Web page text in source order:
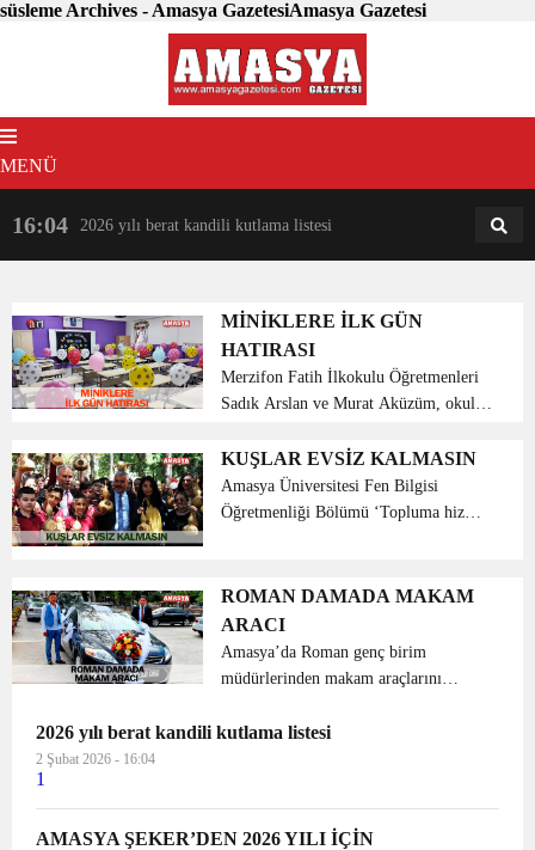
süsleme Archives - Amasya GazetesiAmasya Gazetesi
MENÜ
16:04 2026 yılı berat kandili kutlama listesi 18:31
MİNİKLERE İLK GÜN
HATIRASI
Merzifon Fatih İlkokulu Öğretmenleri
Sadık Arslan ve Murat Aküzüm, okula
öğrencileri için sınıfları balonlarla,
oyuncaklı kalemlerle, birbirinden
eğlenceli materyallerle...
KUŞLAR EVSİZ KALMASIN
Amasya Üniversitesi Fen Bilgisi
Öğretmenliği Bölümü ‘Topluma hizmet
kuş evleri haline getirdiler. Daha
sonra...
ROMAN DAMADA MAKAM
ARACI
Amasya’da Roman genç birim
müdürlerinden makam araçlarını
Amasya Belediye Başkanı Mehmet
2026 yılı berat kandili kutlama listesi
2 Şubat 2026 - 16:04
1
AMASYA ŞEKER’DEN 2026 YILI İÇİN